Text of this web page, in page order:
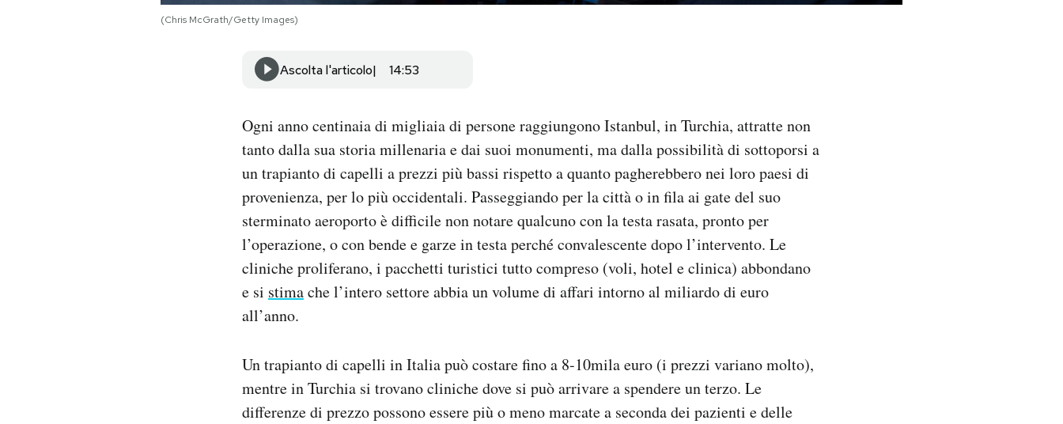
(Chris McGrath/Getty Images)
Ascolta l'articolo 14:53
Ogni anno centinaia di migliaia di persone raggiungono Istanbul, in Turchia, attratte non
tanto dalla sua storia millenaria e dai suoi monumenti, ma dalla possibilità di sottoporsi a
un trapianto di capelli a prezzi più bassi rispetto a quanto pagherebbero nei loro paesi di
provenienza, per lo più occidentali. Passeggiando per la città o in fila ai gate del suo
sterminato aeroporto è difficile non notare qualcuno con la testa rasata, pronto per
l’operazione, o con bende e garze in testa perché convalescente dopo l’intervento. Le
cliniche proliferano, i pacchetti turistici tutto compreso (voli, hotel e clinica) abbondano
e si stimache l’intero settore abbia un volume di affari intorno al miliardo di euro
all’anno.
Un trapianto di capelli in Italia può costare fino a 8-10mila euro (i prezzi variano molto),
mentre in Turchia si trovano cliniche dove si può arrivare a spendere un terzo. Le
differenze di prezzo possono essere più o meno marcate a seconda dei pazienti e delle